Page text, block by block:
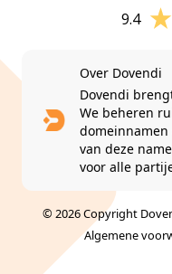
9.4
Over Dovendi
Dovendi
We beheren
van deze
voor alle
© 2026 Copyright
Algemene